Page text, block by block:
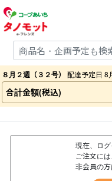
８月２週（３２号） 配達予定日 8
合計金額(税込)
現在、ログ
ご注文に
非会員の方